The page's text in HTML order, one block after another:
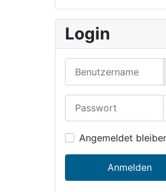
Login
Angemeldet
Anmelden